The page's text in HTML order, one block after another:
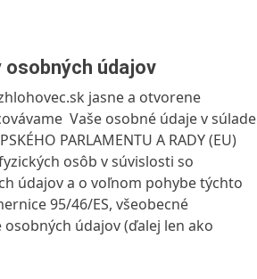
osobných údajov
jasne a otvorene
Vaše osobné údaje v súlade
PARLAMENTU A RADY (EU)
osôb v súvislosti so
údajov a o voľnom pohybe týchto
95/46/ES, všeobecné
údajov (ďalej len ako